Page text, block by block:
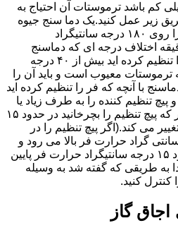
کم باشد ترموستات آن احتیاج به
زیر عمل کنید.یک دما سنج جیوه
ای در فر گذاشته و درجه فر را روی ۱۸۰ درجه سانتیگراد
پس از ۱۰ تا ۲۰ دقیقه اختلاف درجه ای که دماسنج
نشان می دهد با آنچه که فر را تنظیم کرده اید بیش از ۴۰ درجه
ترموستات معیوب است و باید آن را
با آنچه که فر را تنظیم کرده اید
تنظیم کننده را به طرف زیاد یا
کم بچرخانید.هر یک چهارم دور که پیچ تنظیم را بچرخانید در حدود ۱۵
می کند.(اگر پیچ تنظیم را در
۱۵ درجه سانتی گراد حرارت فر بالا می رود و
اگر در جهت کم چرخانیده شود ۱۵ درجه سانتیگراد حرارت فر پایین
به طریقی که گفته شد به وسیله
کنید.
گاز